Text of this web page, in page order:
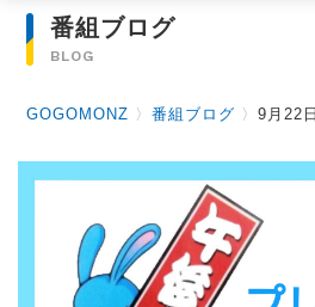
番組ブログ
BLOG
GOGOMONZ 〉番組ブログ 〉9月22